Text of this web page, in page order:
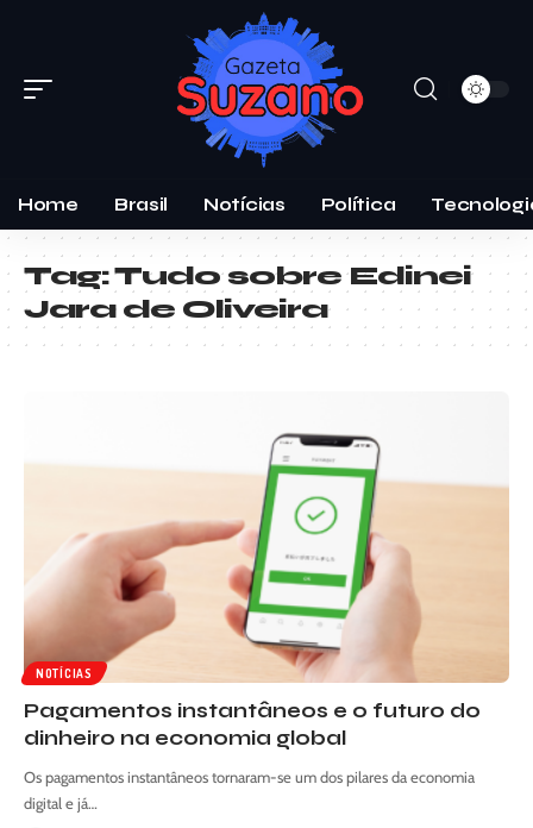
Home Brasil Notícias Política
Tag:Tudo sobre Edinei
Jara de Oliveira
NOTÍCIAS
Pagamentos instantâneos e o futuro do
dinheiro na economia global
Os pagamentos instantâneos tornaram-se um dos pilares da economia
digital e já…